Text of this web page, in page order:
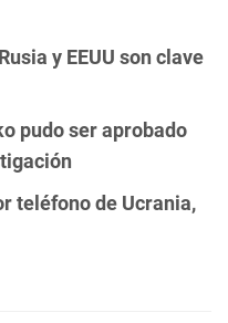
y EEUU son clave
pudo ser aprobado
teléfono de Ucrania,